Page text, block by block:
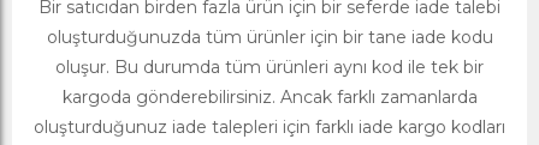
Bir satıcıdan birden fazla ürün için bir seferde iade talebi
oluşturduğunuzda tüm ürünler için bir tane iade kodu
oluşur. Bu durumda tüm ürünleri aynı kod ile tek bir
kargoda gönderebilirsiniz. Ancak farklı zamanlarda
oluşturduğunuz iade talepleri için farklı iade kargo kodları